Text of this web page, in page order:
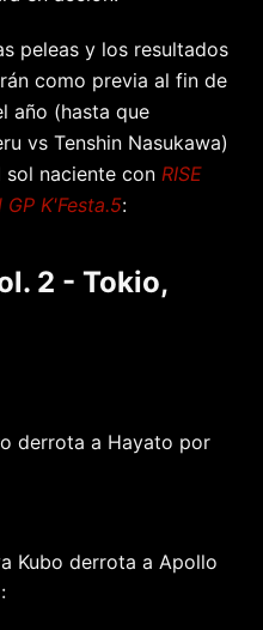
peleas y los resultados
como previa al fin de
año (hasta que
vs Tenshin Nasukawa)
naciente con RISE
GP K'Festa.5:
2 - Tokio,
derrota a Hayato por
Kubo derrota a Apollo